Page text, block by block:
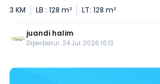
3 KM
LB : 128 m² LT: 128 m²
juandi halim
Diperbarui: 24 Jul 2026 16:13